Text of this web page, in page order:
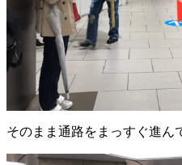
そのまま通路をまっすぐ進ん